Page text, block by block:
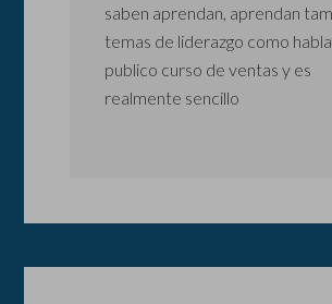
saben aprendan, aprendan
temas de liderazgo como
publico curso de ventas y es
realmente sencillo